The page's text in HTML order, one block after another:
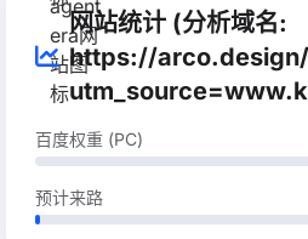
网站统计 (分析域名:
https://
百度权重 (PC)
预计来路